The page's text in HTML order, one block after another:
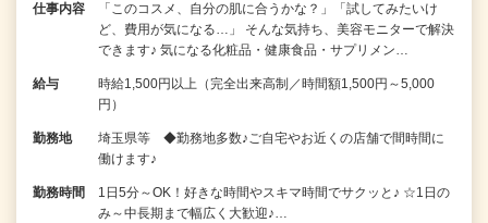
仕事内容
「このコスメ、自分の肌に合うかな？」「試してみたいけ
ど、費用が気になる…」 そんな気持ち、美容モニターで解決
できます♪ 気になる化粧品・健康食品・サプリメン…
給与
時給1,500円以上（完全出来高制／時間額1,500円～5,000
円）
勤務地
埼玉県等 ◆勤務地多数♪ご自宅やお近くの店舗で間時間に
働けます♪
勤務時間
1日5分～OK！好きな時間やスキマ時間でサクッと♪ ☆1日の
み～中長期まで幅広く大歓迎♪…